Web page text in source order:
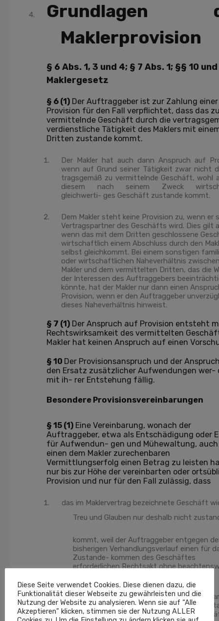
Grundlagen
Maklerprovision
§ 6 Abs. 1, 3 und 4; § 7 Abs. 1; §§ 10 und
Maklergesetz
§ 6 (1) Der Auftraggeber ist zur Zahlung einer
Provision für den Fall verpflichtet, dass das
vermittelnde Geschäft durch die
verdienstliche Tätigkeit des Maklers mit
Dritten zustande kommt.
Der Makler hat auch dann Anspruch auf
wenn auf Grund seiner Tätigkeit zwar nicht
tragsgemäß zu vermittelnde Geschäft, wohl
diesem nach seinem Zweck
gleichwerti- ges Geschäft zustande kommt.
Dem Makler steht keine Provision zu, wenn er
Vertragspartner des Geschäfts wird. Dies gilt
wenn das mit dem Dritten geschlossene
wirtschaftlich einem Abschluss durch den
selbst gleichkommt. Bei einem sonstigen
oder wirtschaftlichen Naheverhältnis
Makler und dem vermittelten Dritten, das die
der Interessen des Auftraggebers
könnte, hat der Makler nur dann einen
Provision, wenn er den Auftraggeber
dieses Naheverhältnis hinweist.
§ 7 (1) Der Anspruch auf Provision entsteht
Rechtswirksamkeit des vermittelten
Makler hat keinen Anspruch auf einen
§ 10 Der Provisionsanspruch und der
den Ersatz zusätzlicher Aufwendungen wer-
mit ih- rer Entstehung fällig.
Besondere Provisionsvereinbarungen
§ 15 (1) Eine Vereinbarung, wonach der
Auftraggeber, etwa als Entschädigung oder
für Aufwendun- gen und Mühewaltung, auch
einen dem Makler zurechenbaren
Vermittlungserfolg einen Betrag zu leisten
nur bis zur Höhe der vereinbarten oder
Provision und nur für den Fall zulässig, dass
das im Maklervertrag bezeichnete Geschäft
Treu und Glauben nur deshalb nicht
kommt, weil der Auftraggeber entgegen
bisherigen Verhandlungsverlauf einen für
Zustande- kommen des Geschäftes
erforderlichen Rechtsakt ohne
mit dem vom Makler vermittelten Dritten ein
als ein zweckgleichwertiges Geschäft
kommt, sofern die Vermittlung des
Diese Seite verwendet Cookies. Diese dienen dazu, die
Funktionalität dieser Webseite zu gewährleisten und die
Nutzung der Website zu analysieren. Wenn sie auf “Alle
Akzeptieren” klicken, stimmen sie der Nutzung ALLER